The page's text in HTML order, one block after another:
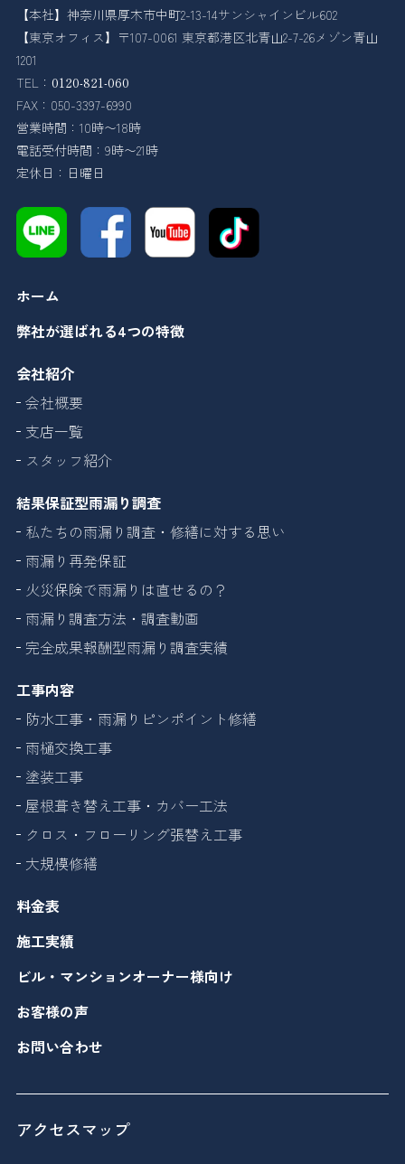
【本社】神奈川県厚木市中町2-13-14サンシャインビル602
【東京オフィス】〒107-0061 東京都港区北青山2-7-26メゾン青山
1201
TEL： 0120-821-060
FAX：050-3397-6990
営業時間：10時〜18時
電話受付時間：9時〜21時
定休日：日曜日
ホーム
弊社が選ばれる4つの特徴
会社紹介
会社概要
支店一覧
スタッフ紹介
結果保証型雨漏り調査
私たちの雨漏り調査・修繕に対する思い
雨漏り再発保証
火災保険で雨漏りは直せるの？
雨漏り調査方法・調査動画
完全成果報酬型雨漏り調査実績
工事内容
防水工事・雨漏りピンポイント修繕
雨樋交換工事
塗装工事
屋根葺き替え工事・カバー工法
クロス・フローリング張替え工事
大規模修繕
料金表
施工実績
ビル・マンションオーナー様向け
お客様の声
お問い合わせ
アクセスマップ